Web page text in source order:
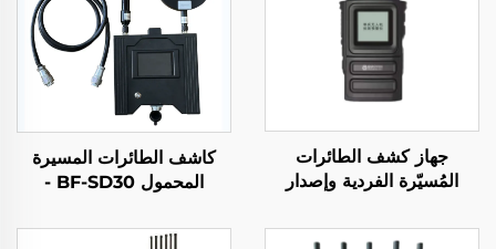
جهاز كشف الطائرات
المُسيّرة الفردية وإصدار
كاشف الطائرات المسيرة
المحمول BF-SD30 -